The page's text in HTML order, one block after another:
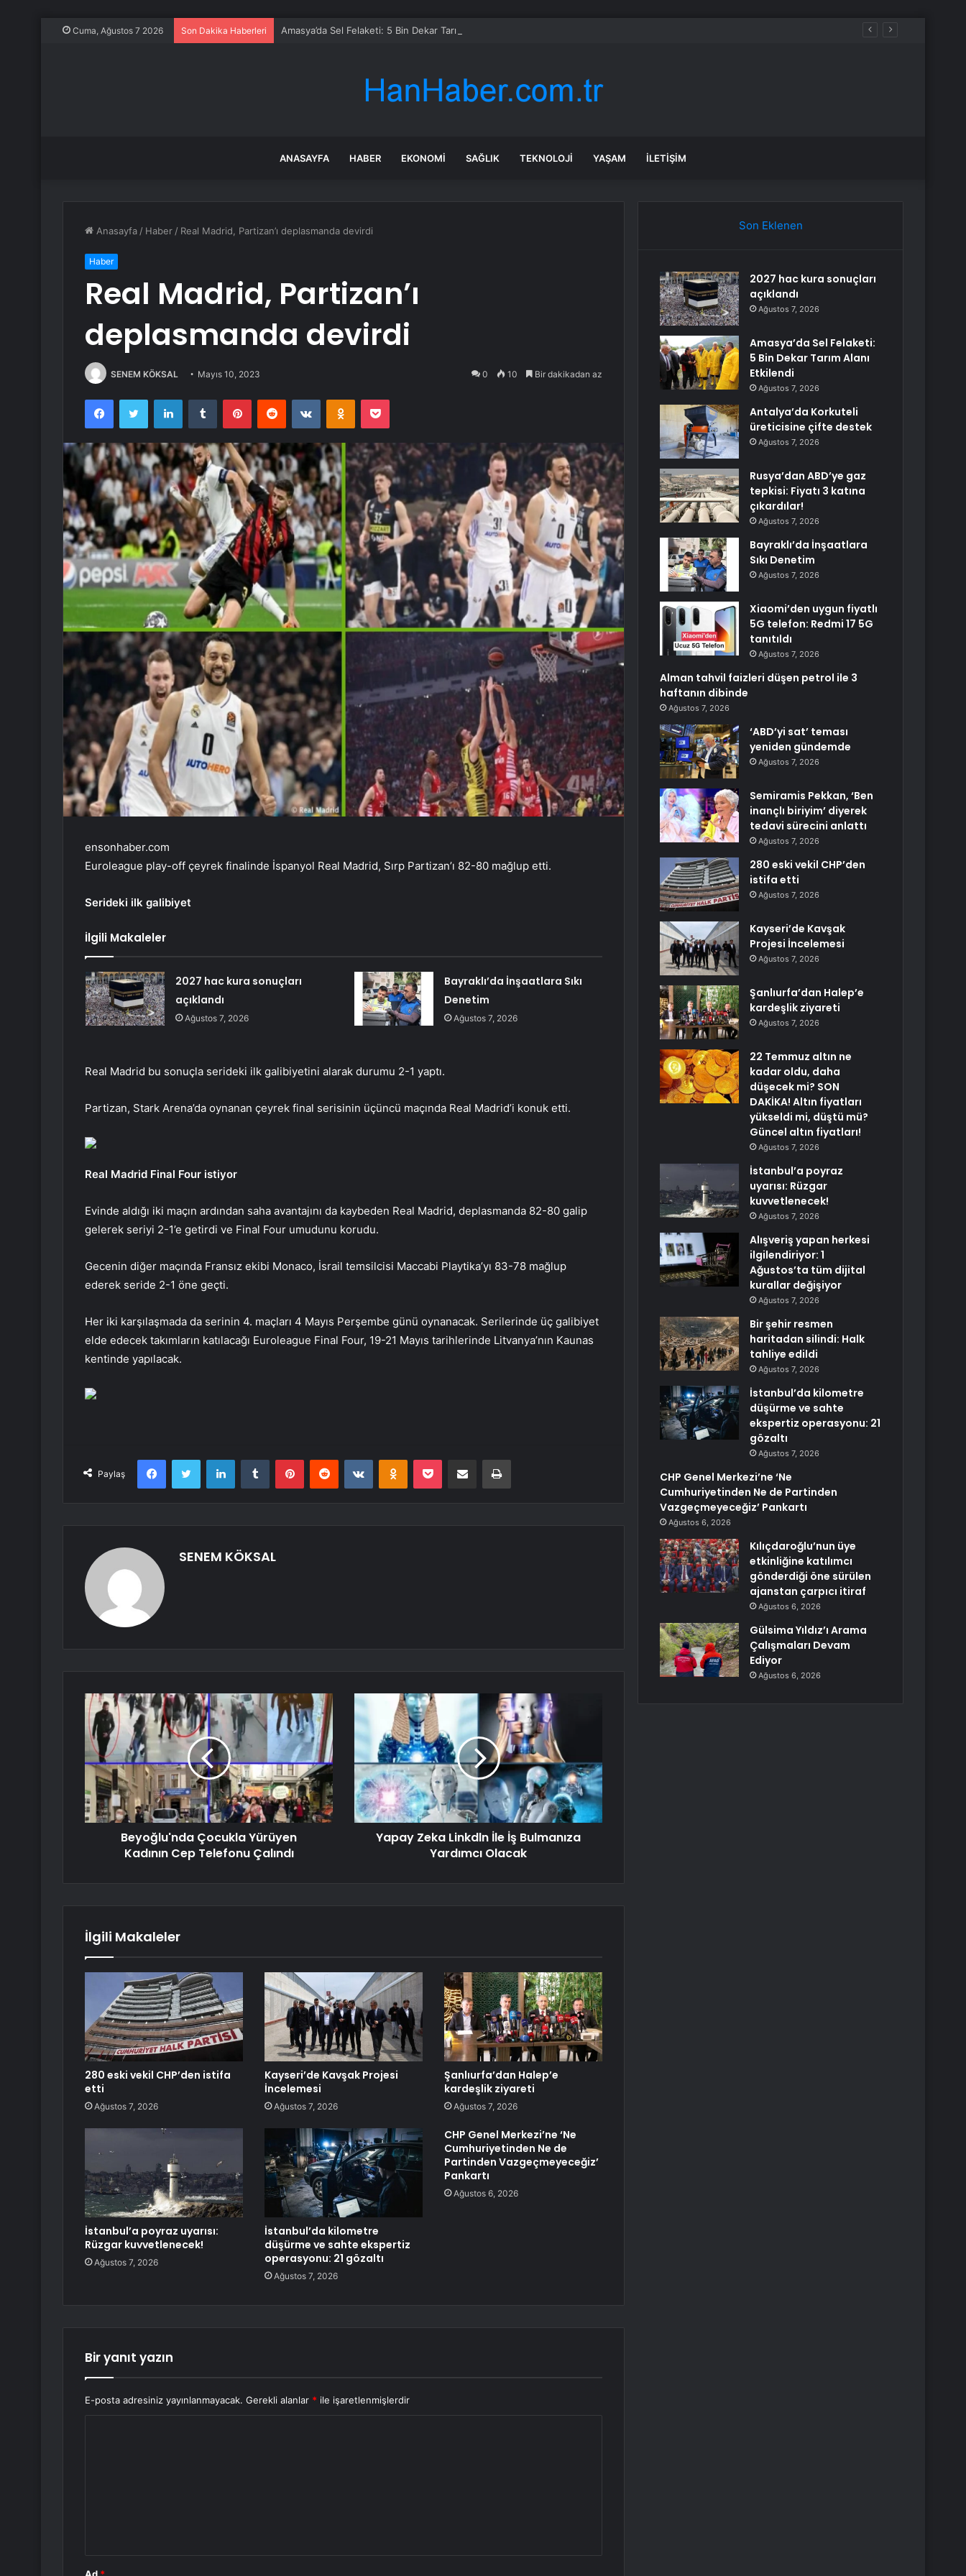
Cuma, Ağustos 7 2026 Son Dakika Haberleri Amasya’da Sel Felaketi: 5 Bin Dekar Tarım Alanı Etkilendi
ANASAYFA HABER EKONOMI SAĞLIK TEKNOLOJI YAŞAM İLETIŞIM
Anasayfa / Haber / Real Madrid, Partizan’ı deplasmanda devirdi
Haber
Real Madrid, Partizan’ı
deplasmanda devirdi
SENEM KÖKSAL Mayıs 10, 2023 0 10 Bir dakikadan az
FacebookTwitter LinkedInTumblr PinterestReddit VKontakteOdnoklassniki
Pocket
ensonhaber.com
Euroleague play-off çeyrek finalinde İspanyol Real Madrid, Sırp Partizan’ı 82-80 mağlup etti.
Serideki ilk galibiyet
İlgili Makaleler
2027 hac kura sonuçları
açıklandı
Ağustos 7, 2026
Bayraklı’da İnşaatlara Sıkı
Denetim
Ağustos 7, 2026
Real Madrid bu sonuçla serideki ilk galibiyetini alarak durumu 2-1 yaptı.
Partizan, Stark Arena’da oynanan çeyrek final serisinin üçüncü maçında Real Madrid’i konuk etti.
Real Madrid Final Four istiyor
Evinde aldığı iki maçın ardından saha avantajını da kaybeden Real Madrid, deplasmanda 82-80 galip
gelerek seriyi 2-1’e getirdi ve Final Four umudunu korudu.
Gecenin diğer maçında Fransız ekibi Monaco, İsrail temsilcisi Maccabi Playtika’yı 83-78 mağlup
ederek seride 2-1 öne geçti.
Her iki karşılaşmada da serinin 4. maçları 4 Mayıs Perşembe günü oynanacak. Serilerinde üç galibiyet
elde edecek takımların katılacağı Euroleague Final Four, 19-21 Mayıs tarihlerinde Litvanya’nın Kaunas
kentinde yapılacak.
Paylaş
FacebookTwitter LinkedInTumblr PinterestReddit VKontakteOdnoklassniki
Pocket E-Posta ile paylaş Yazdır
SENEM KÖKSAL
Beyoğlu'nda Çocukla Yürüyen
Kadının Cep Telefonu Çalındı
Yapay Zeka Linkdln İle İş Bulmanıza
Yardımcı Olacak
İlgili Makaleler
280 eski vekil CHP’den istifa
etti
Ağustos 7, 2026
Kayseri’de Kavşak Projesi
İncelemesi
Ağustos 7, 2026
Şanlıurfa’dan Halep’e
kardeşlik ziyareti
Ağustos 7, 2026
İstanbul’a poyraz uyarısı:
Rüzgar kuvvetlenecek!
Ağustos 7, 2026
İstanbul’da kilometre
düşürme ve sahte ekspertiz
operasyonu: 21 gözaltı
Ağustos 7, 2026
CHP Genel Merkezi’ne ‘Ne
Cumhuriyetinden Ne de
Partinden Vazgeçmeyeceğiz’
Pankartı
Ağustos 6, 2026
Bir yanıt yazın
E-posta adresiniz yayınlanmayacak. Gerekli alanlar * ile işaretlenmişlerdir
Son Eklenen
2027 hac kura sonuçları
açıklandı
Ağustos 7, 2026
Amasya’da Sel Felaketi:
5 Bin Dekar Tarım Alanı
Etkilendi
Ağustos 7, 2026
Antalya’da Korkuteli
üreticisine çifte destek
Ağustos 7, 2026
Rusya’dan ABD’ye gaz
tepkisi: Fiyatı 3 katına
çıkardılar!
Ağustos 7, 2026
Bayraklı’da İnşaatlara
Sıkı Denetim
Ağustos 7, 2026
Xiaomi’den uygun fiyatlı
5G telefon: Redmi 17 5G
tanıtıldı
Ağustos 7, 2026
Alman tahvil faizleri düşen petrol ile 3
haftanın dibinde
Ağustos 7, 2026
‘ABD’yi sat’ teması
yeniden gündemde
Ağustos 7, 2026
Semiramis Pekkan, ‘Ben
inançlı biriyim’ diyerek
tedavi sürecini anlattı
Ağustos 7, 2026
280 eski vekil CHP’den
istifa etti
Ağustos 7, 2026
Kayseri’de Kavşak
Projesi İncelemesi
Ağustos 7, 2026
Şanlıurfa’dan Halep’e
kardeşlik ziyareti
Ağustos 7, 2026
22 Temmuz altın ne
kadar oldu, daha
düşecek mi? SON
DAKİKA! Altın fiyatları
yükseldi mi, düştü mü?
Güncel altın fiyatları!
Ağustos 7, 2026
İstanbul’a poyraz
uyarısı: Rüzgar
kuvvetlenecek!
Ağustos 7, 2026
Alışveriş yapan herkesi
ilgilendiriyor: 1
Ağustos’ta tüm dijital
kurallar değişiyor
Ağustos 7, 2026
Bir şehir resmen
haritadan silindi: Halk
tahliye edildi
Ağustos 7, 2026
İstanbul’da kilometre
düşürme ve sahte
ekspertiz operasyonu: 21
gözaltı
Ağustos 7, 2026
CHP Genel Merkezi’ne ‘Ne
Cumhuriyetinden Ne de Partinden
Vazgeçmeyeceğiz’ Pankartı
Ağustos 6, 2026
Kılıçdaroğlu’nun üye
etkinliğine katılımcı
gönderdiği öne sürülen
ajanstan çarpıcı itiraf
Ağustos 6, 2026
Gülsima Yıldız’ı Arama
Çalışmaları Devam
Ediyor
Ağustos 6, 2026